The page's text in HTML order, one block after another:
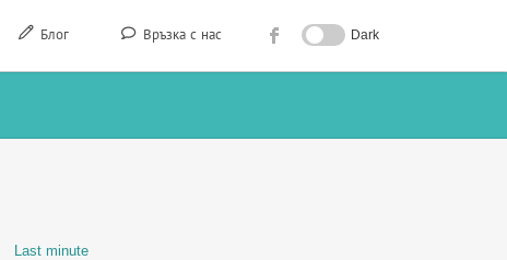
Блог Връзка с нас Dark
Last minute